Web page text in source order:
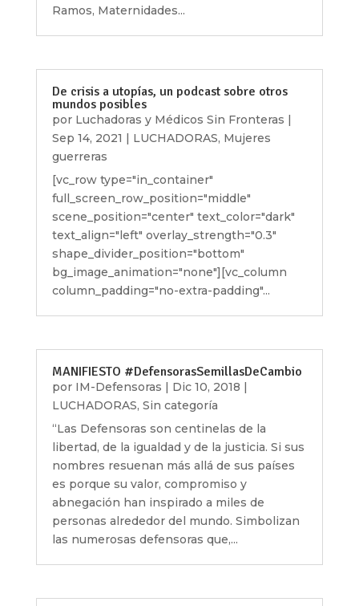
Ramos, Maternidades...
De crisis a utopías, un podcast sobre otros
mundos posibles
por Luchadoras y Médicos Sin Fronteras |
Sep 14, 2021 | LUCHADORAS, Mujeres
guerreras
[vc_row type="in_container"
full_screen_row_position="middle"
scene_position="center" text_color="dark"
text_align="left" overlay_strength="0.3"
shape_divider_position="bottom"
bg_image_animation="none"][vc_column
column_padding="no-extra-padding"...
MANIFIESTO #DefensorasSemillasDeCambio
por IM-Defensoras | Dic 10, 2018 |
LUCHADORAS, Sin categoría
“Las Defensoras son centinelas de la
libertad, de la igualdad y de la justicia. Si sus
nombres resuenan más allá de sus países
es porque su valor, compromiso y
abnegación han inspirado a miles de
personas alrededor del mundo. Simbolizan
las numerosas defensoras que,...